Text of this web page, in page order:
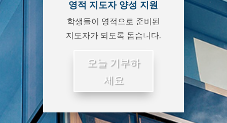
영적 지도자 양성 지원
학생들이 영적으로 준비된
지도자가 되도록 돕습니다.
오늘 기부하
세요